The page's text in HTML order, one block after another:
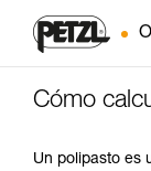
Cómo
Un polipasto es